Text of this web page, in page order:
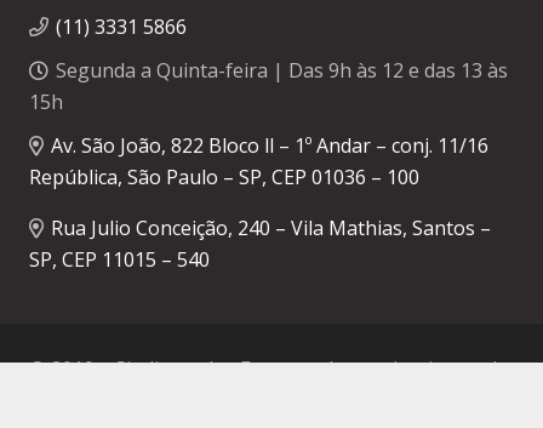
(11) 3331 5866
Segunda a Quinta-feira | Das 9h às 12 e das 13 às
15h
Av. São João, 822 Bloco ll – 1º Andar – conj. 11/16
República, São Paulo – SP, CEP 01036 – 100
Rua Julio Conceição, 240 – Vila Mathias, Santos –
SP, CEP 11015 – 540
© 2019 – Sindicato dos Empregados em Institutos de